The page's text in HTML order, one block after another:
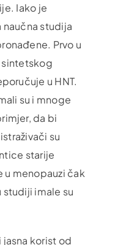
Iako je
naučna studija
Prvo u
sintetskog
u HNT.
su i mnoge
da bi
su
starije
u menopauzi čak
imale su
jasna korist od